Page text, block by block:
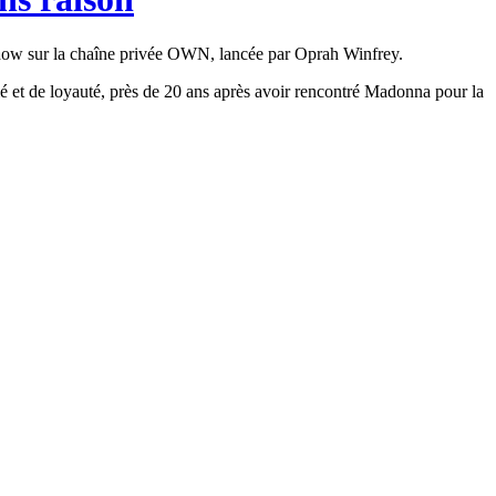
sur la chaîne privée OWN, lancée par Oprah Winfrey.
de loyauté, près de 20 ans après avoir rencontré Madonna pour la